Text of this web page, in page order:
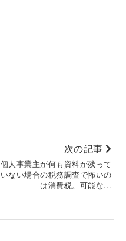
次の記事
個人事業主が何も資料が残って
いない場合の税務調査で怖いの
は消費税。可能な...